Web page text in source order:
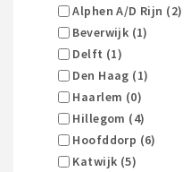
Alphen A/d Rijn (2)
Beverwijk (1)
Delft (1)
Den Haag (1)
Haarlem (0)
Hillegom (4)
Hoofddorp (6)
Katwijk (5)